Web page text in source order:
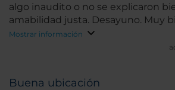
algo inaudito o no se explicaron
amabilidad justa. Desayuno. Muy
también Habitación. Cómoda Muy
Mostrar información
Buena ubicación